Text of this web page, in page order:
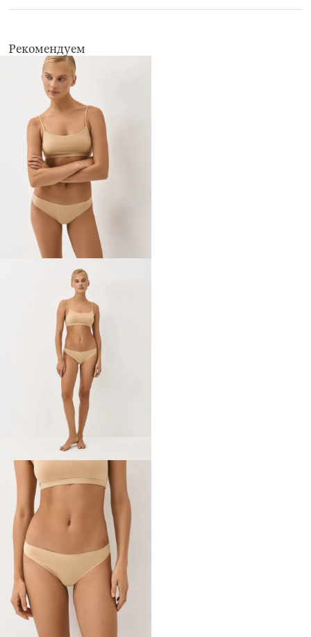
глажение запрещено
не применять барабанную сушку
сушить в вертикальном положении, не применять барабанную сушку
Рекомендуем